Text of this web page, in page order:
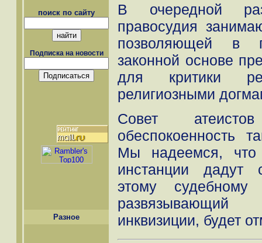
поиск по сайту
Подписка на новости
Разное
В очередной
правосудия
позволяющей в
законной основе
для критики
религиозными
Совет
обеспокоенность
Мы надеемся, что
инстанции дадут
этому
инквизиции, будет